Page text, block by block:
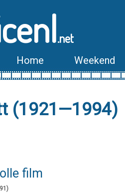
.net
Home Weekend
(1921—1994)
film